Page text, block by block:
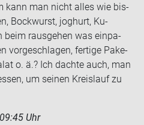
kann man nicht alles wie bis­
Bock­wurst, jo­ghurt, Ku­
beim raus­ge­hen was ein­pa­
vor­ge­schla­gen, fer­ti­ge Pa­ke­
o. ä.? Ich dach­te auch, man
um sei­nen Kreis­lauf zu
Uhr